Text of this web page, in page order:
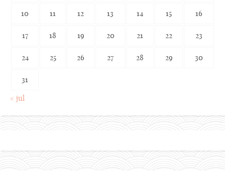
10 11 12 13 14 15 16
17 18 19 20 21 22 23
24 25 26 27 28 29 30
31
« jul